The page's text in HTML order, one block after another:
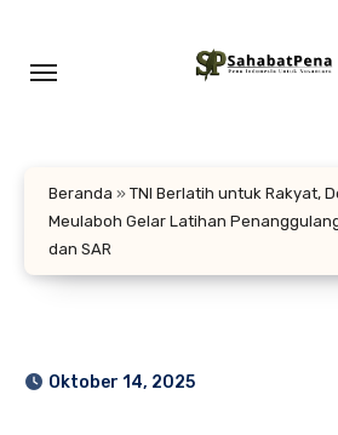
konten
Beranda » TNI Berlatih untuk Rakyat,
Meulaboh Gelar Latihan
dan SAR
Oktober 14, 2025